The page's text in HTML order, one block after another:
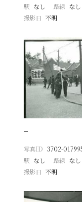
駅 なし 路線 なし
撮影日
不明
−
写真ID 3702-
駅 なし 路線 なし
撮影日
不明